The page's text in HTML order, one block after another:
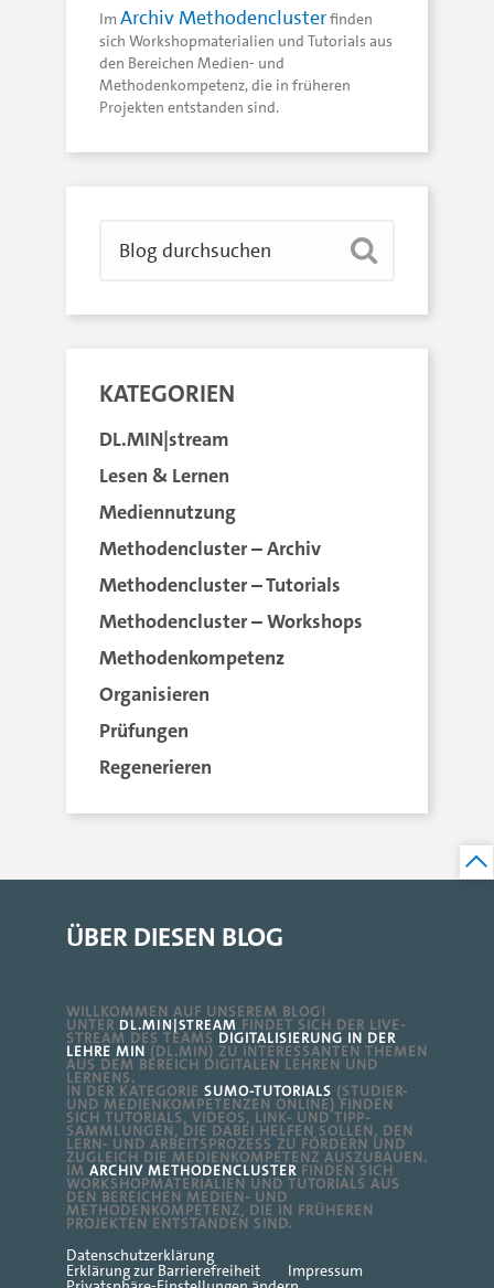
Im Archiv Methodenclusterfinden
sich Workshopmaterialien und Tutorials aus
den Bereichen Medien- und
Methodenkompetenz, die in früheren
Projekten entstanden sind.
KATEGORIEN
DL.MIN|stream
Lesen & Lernen
Mediennutzung
Methodencluster – Archiv
Methodencluster – Tutorials
Methodencluster – Workshops
Methodenkompetenz
Organisieren
Prüfungen
Regenerieren
ÜBER DIESEN BLOG
WILLKOMMEN AUF UNSEREM BLOG!
UNTER DL.MIN|STREAM FINDET SICH DER LIVE-
STREAM DES TEAMS DIGITALISIERUNG IN DER
LEHRE MIN (DL.MIN) ZU INTERESSANTEN THEMEN
AUS DEM BEREICH DIGITALEN LEHREN UND
LERNENS.
IN DER KATEGORIE SUMO-TUTORIALS (STUDIER-
UND MEDIENKOMPETENZEN ONLINE) FINDEN
SICH TUTORIALS, VIDEOS, LINK- UND TIPP-
SAMMLUNGEN, DIE DABEI HELFEN SOLLEN, DEN
LERN- UND ARBEITSPROZESS ZU FÖRDERN UND
ZUGLEICH DIE MEDIENKOMPETENZ AUSZUBAUEN.
IM ARCHIV METHODENCLUSTER FINDEN SICH
WORKSHOPMATERIALIEN UND TUTORIALS AUS
DEN BEREICHEN MEDIEN- UND
METHODENKOMPETENZ, DIE IN FRÜHEREN
PROJEKTEN ENTSTANDEN SIND.
Datenschutzerklärung
Erklärung zur Barrierefreiheit Impressum